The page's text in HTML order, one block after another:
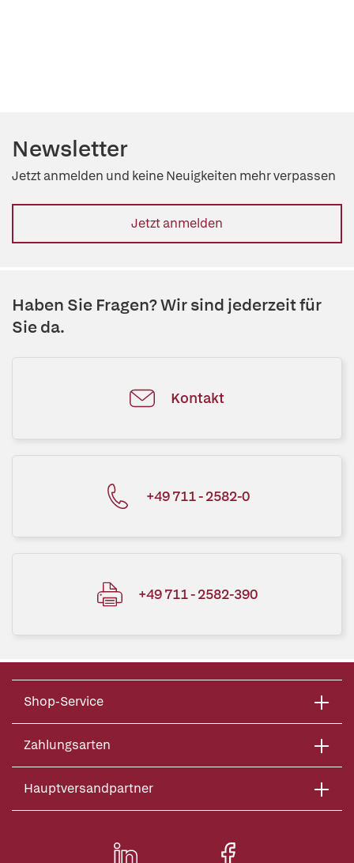
Newsletter
Jetzt anmelden und keine Neuigkeiten mehr verpassen
Jetzt anmelden
Haben Sie Fragen? Wir sind jederzeit für
Sie da.
Kontakt
+49 711 - 2582-0
+49 711 - 2582-390
Shop-Service
Zahlungsarten
Hauptversandpartner